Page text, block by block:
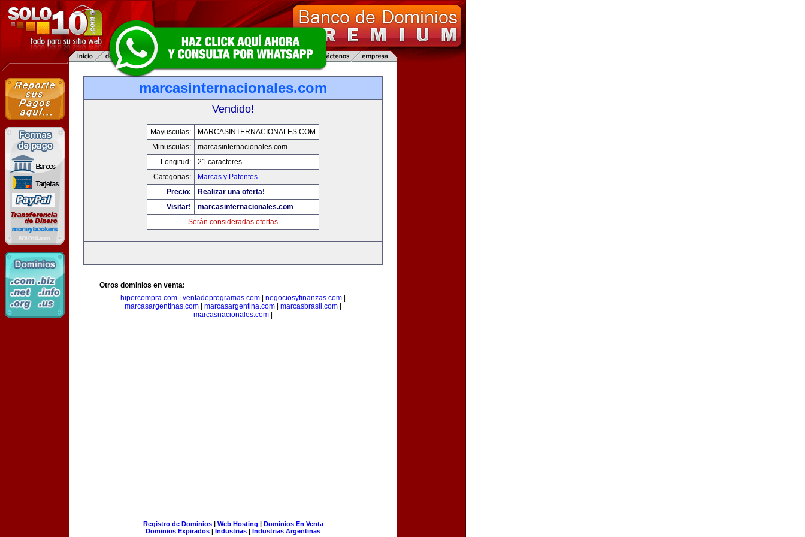
marcasinternacionales.com
Vendido!
Mayusculas:
MARCASINTERNACIONALES.COM
Minusculas:
marcasinternacionales.com
Longitud:
21 caracteres
Categorias:
Marcas y Patentes
Precio:
Realizar una oferta!
Visitar!
marcasinternacionales.com
Serán consideradas ofertas
Otros dominios en venta:
hipercompra.com
ventadeprogramas.com negociosyfinanzas.com
marcasargentinas.com
marcasargentina.com marcasbrasil.com
marcasnacionales.com
Registro de Dominios| Web Hosting | Dominios En Venta
Dominios Expirados | Industrias | Industrias Argentinas